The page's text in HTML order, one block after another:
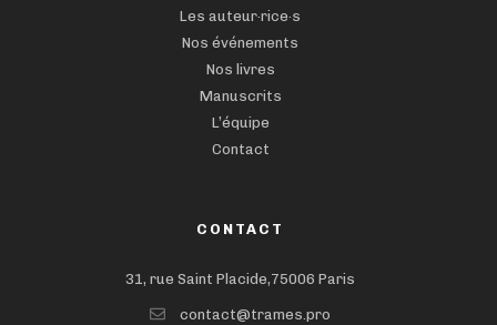
Les auteur·rice·s
Nos événements
Nos livres
Manuscrits
L’équipe
Contact
CONTACT
31, rue Saint Placide,75006 Paris
contact@trames.pro